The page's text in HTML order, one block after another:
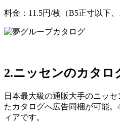
料金：11.5円/枚（B5正寸以下、
2.ニッセンのカタロ
日本最大級の通販大手のニッ
たカタログへ広告同梱が可能
ィアです。